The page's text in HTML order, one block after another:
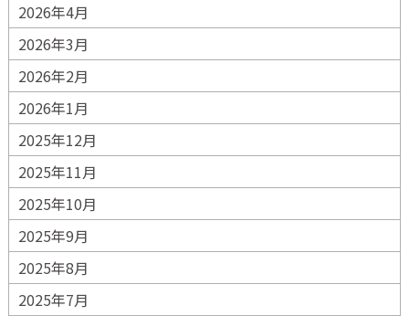
2026年4月
2026年3月
2026年2月
2026年1月
2025年12月
2025年11月
2025年10月
2025年9月
2025年8月
2025年7月